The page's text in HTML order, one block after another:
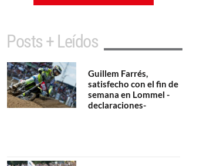
Posts + Leídos
Guillem Farrés,
satisfecho con el fin de
semana en Lommel -
declaraciones-